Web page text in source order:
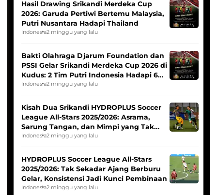
Hasil Drawing Srikandi Merdeka Cup
2026: Garuda Pertiwi Bertemu Malaysia,
Putri Nusantara Hadapi Thailand
Indonesia2 minggu yang lalu
Bakti Olahraga Djarum Foundation dan
PSSI Gelar Srikandi Merdeka Cup 2026 di
Kudus: 2 Tim Putri Indonesia Hadapi 6
Tim Asia
Indonesia2 minggu yang lalu
Kisah Dua Srikandi HYDROPLUS Soccer
League All-Stars 2025/2026: Asrama,
Sarung Tangan, dan Mimpi yang Tak
Pernah Padam
Indonesia2 minggu yang lalu
HYDROPLUS Soccer League All-Stars
2025/2026: Tak Sekadar Ajang Berburu
Gelar, Konsistensi Jadi Kunci Pembinaan
Indonesia2 minggu yang lalu